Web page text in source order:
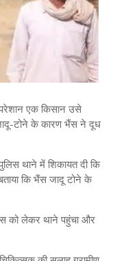
एक किसान उसे
टोने के कारण भैंस ने दूध
थाने में शिकायत दी कि
कि भैंस जादू टोने के
को लेकर थाने पहुंचा और